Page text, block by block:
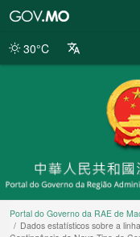
da
30°C
Portal do Governo da RAE de
Dados estatísticos sobre a